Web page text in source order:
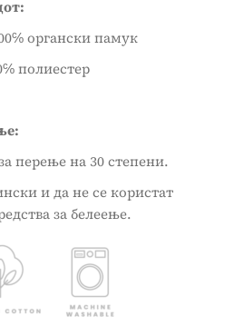
органски памук
полиестер
перење на 30 степени.
и да не се користат
за белеење.